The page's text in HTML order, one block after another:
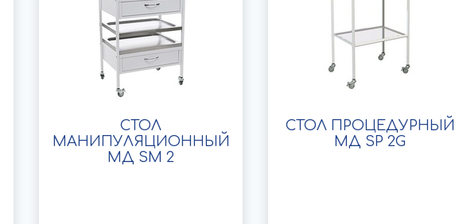
СТОЛ
МАНИПУЛЯЦИОННЫЙ
МД SM 2
СТОЛ ПРОЦЕДУРНЫЙ
МД SP 2G